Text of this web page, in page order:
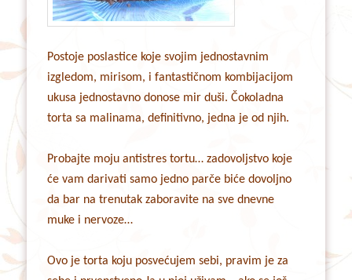
Postoje poslastice koje svojim jednostavnim
izgledom, mirisom, i fantastičnom kombijacijom
ukusa jednostavno donose mir duši. Čokoladna
torta sa malinama, definitivno, jedna je od njih.
Probajte moju antistres tortu… zadovoljstvo koje
će vam darivati samo jedno parče biće dovoljno
da bar na trenutak zaboravite na sve dnevne
muke i nervoze…
Ovo je torta koju posvećujem sebi, pravim je za